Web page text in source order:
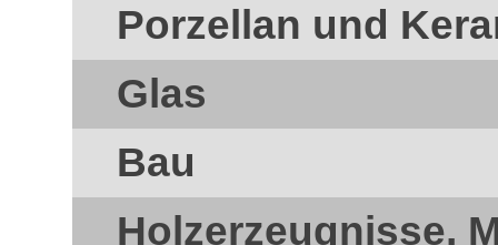
Porzellan und
Glas
Bau
Holzerzeugnisse,